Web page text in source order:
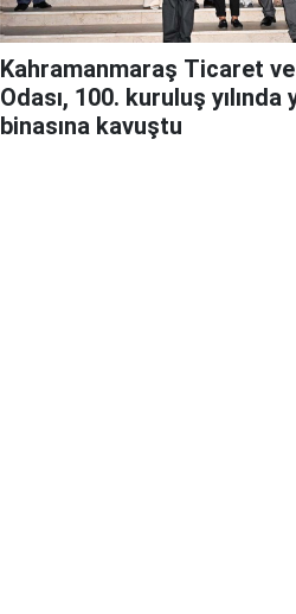
Kahramanmaraş Ticaret
Odası, 100. kuruluş
binasına kavuştu